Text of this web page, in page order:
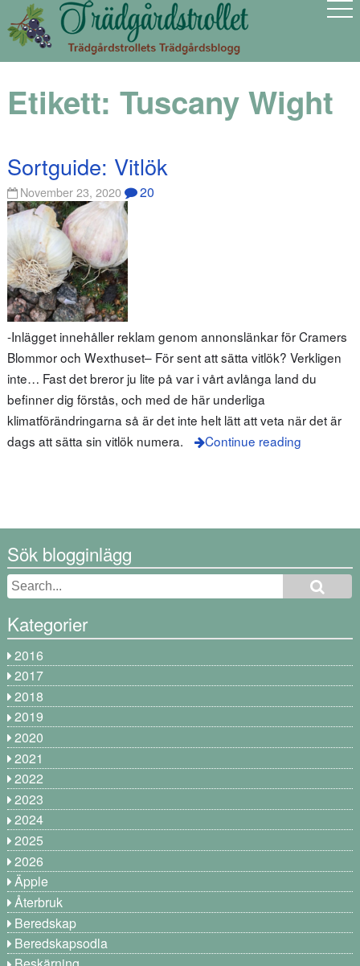
Etikett: Tuscany Wight
Sortguide: Vitlök
November 23, 2020 20
-Inlägget innehåller reklam genom annonslänkar för Cramers
Blommor och Wexthuset– För sent att sätta vitlök? Verkligen
inte… Fast det breror ju lite på var i vårt avlånga land du
befinner dig förstås, och med de här underliga
klimatförändringarna så är det inte helt lätt att veta när det är
dags att sätta sin vitlök numera.
Continue reading
Sök blogginlägg
Kategorier
2016
2017
2018
2019
2020
2021
2022
2023
2024
2025
2026
Äpple
Återbruk
Beredskap
Beredskapsodla